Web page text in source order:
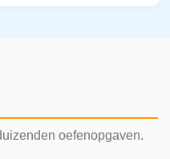
oefenopgaven.